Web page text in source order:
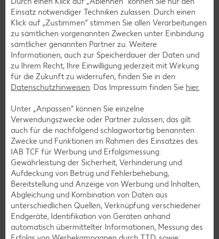
aufrunden und/oder ihren Pfandbon spenden, um eine
soziale Organisation aus ihrer Region zu unterstützen.
So stärken wir gemeinsam das gesellschaftliche
Engagement vor Ort – für eine nachhaltigere Zukunft
direkt vor der Haustür. Also, mitmachen! Denn jeder Cent
zählt!
an:Gnadenhof Naumburg e.V.
Mehr erfahren
Services
Unsere Serviceleistungen
Einsatz notwendiger Techniken zulassen. Durch einen
Klick auf „Zustimmen“ stimmen Sie allen Verarbeitungen
zu sämtlichen vorgenannten Zwecken unter Einbindung
sämtlicher genannten Partner zu. Weitere
Informationen, auch zur Speicherdauer der Daten und
zu Ihrem Recht, Ihre Einwilligung jederzeit mit Wirkung
für die Zukunft zu widerrufen, finden Sie in den
Datenschutzhinweisen. Das Impressum finden Sie hier.
Unter „Anpassen“ können Sie einzelne
Verwendungszwecke oder Partner zulassen; das gilt
auch für die nachfolgend schlagwortartig benannten
Zwecke und Funktionen im Rahmen des Einsatzes des
IAB TCF für Werbung und Erfolgsmessung:
Gewährleistung der Sicherheit, Verhinderung und
Aufdeckung von Betrug und Fehlerbehebung,
Bereitstellung und Anzeige von Werbung und Inhalten,
Abgleichung und Kombination von Daten aus
unterschiedlichen Quellen, Verknüpfung verschiedener
Endgeräte, Identifikation von Geräten anhand
automatisch übermittelter Informationen, Messung des